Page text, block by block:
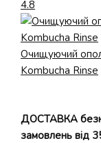
4.8
Очищуючий
Kombucha Rinse
ДОСТАВКА
замовлень від